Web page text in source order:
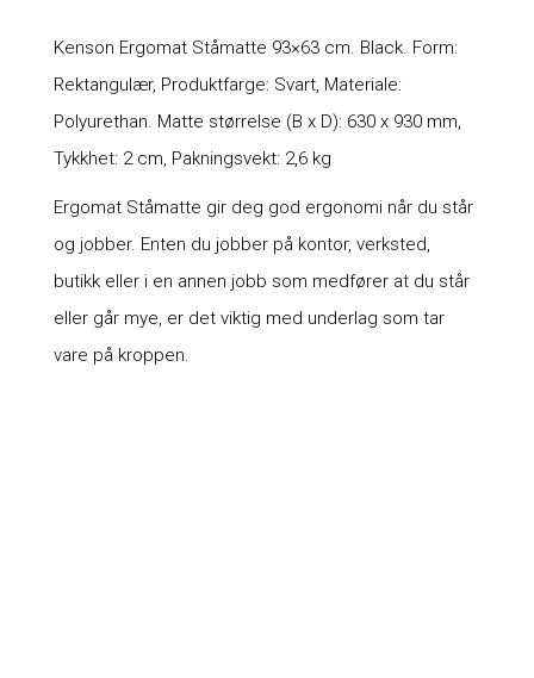
Kenson Ergomat Ståmatte 93×63 cm. Black. Form:
Rektangulær, Produktfarge: Svart, Materiale:
Polyurethan. Matte størrelse (B x D): 630 x 930 mm,
Tykkhet: 2 cm, Pakningsvekt: 2,6 kg
Ergomat Ståmatte gir deg god ergonomi når du står
og jobber. Enten du jobber på kontor, verksted,
butikk eller i en annen jobb som medfører at du står
eller går mye, er det viktig med underlag som tar
vare på kroppen.